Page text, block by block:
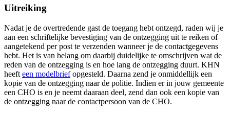
Uitreiking
Nadat je de overtredende gast de toegang hebt ontzegd, raden wij je
aan een schriftelijke bevestiging van de ontzegging uit te reiken of
aangetekend per post te verzenden wanneer je de contactgegevens
hebt. Het is van belang om daarbij duidelijke te omschrijven wat de
reden van de ontzegging is en hoe lang de ontzegging duurt. KHN
heeft een modelbriefopgesteld. Daarna zend je onmiddellijk een
kopie van de ontzegging naar de politie. Indien er in jouw gemeente
een CHO is en je neemt daaraan deel, zend dan ook een kopie van
de ontzegging naar de contactpersoon van de CHO.